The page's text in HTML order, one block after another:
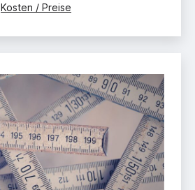
Kategorisiert
Kosten / Preise